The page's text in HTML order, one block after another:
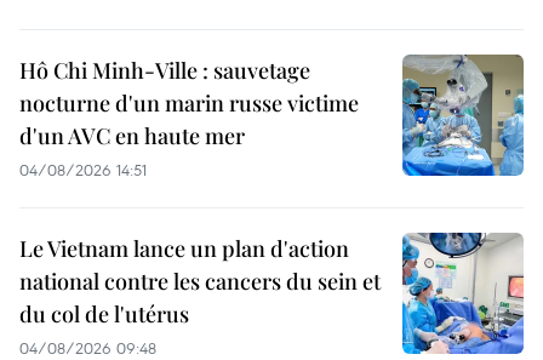
Hô Chi Minh-Ville : sauvetage
nocturne d'un marin russe victime
d'un AVC en haute mer
04/08/2026 14:51
Le Vietnam lance un plan d'action
national contre les cancers du sein et
du col de l'utérus
04/08/2026 09:48